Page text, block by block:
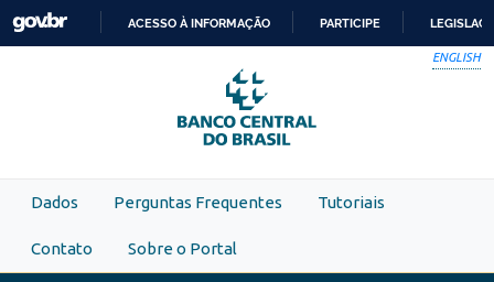
Skip to main content
PARA
O
CONTEÚDO
ACESSO À INFORMAÇÃO PARTICIPE
ENGLISH
Dados Perguntas Frequentes Tutoriais
Contato Sobre o Portal